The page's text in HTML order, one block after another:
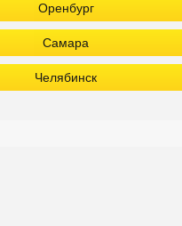
Оренбург
Самара
Челябинск